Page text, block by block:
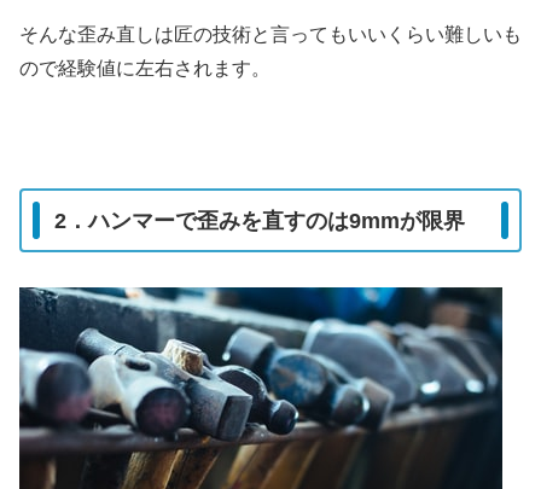
そんな歪み直しは匠の技術と言ってもいいくらい難しいも
ので経験値に左右されます。
2．ハンマーで歪みを直すのは9mmが限界